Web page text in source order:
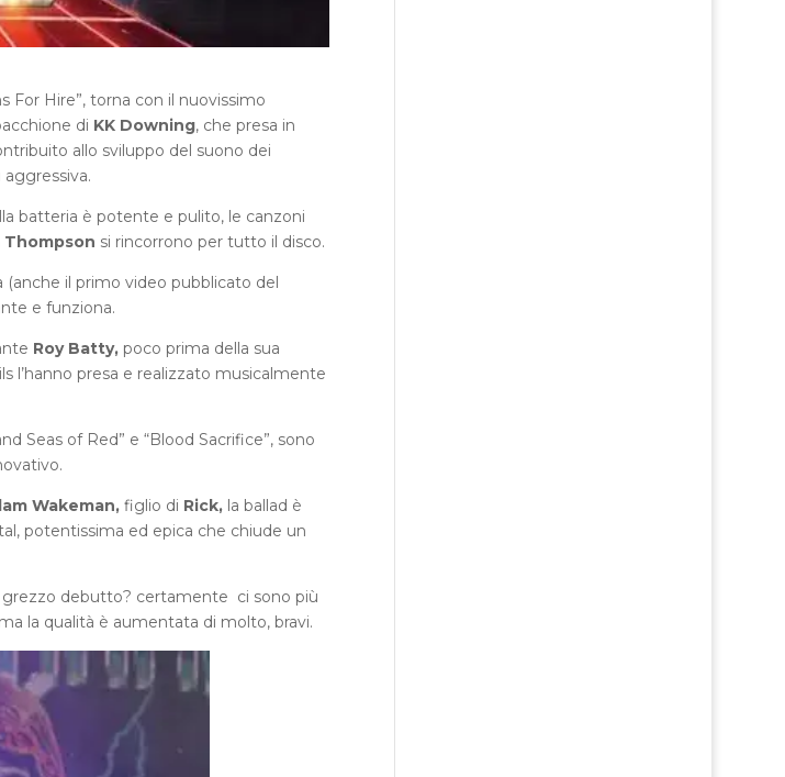
For Hire”, torna con il nuovissimo
di KK Downing, che presa in
allo sviluppo del suono dei
batteria è potente e pulito, le canzoni
Thompson si rincorrono per tutto il disco.
(anche il primo video pubblicato del
e funziona.
Roy Batty, poco prima della sua
l’hanno presa e realizzato musicalmente
Seas of Red” e “Blood Sacrifice”, sono
Wakeman,figlio di Rick,la ballad è
potentissima ed epica che chiude un
debutto? certamente ci sono più
la qualità è aumentata di molto, bravi.